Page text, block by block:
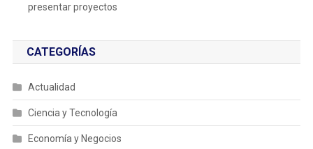
presentar proyectos
CATEGORÍAS
Actualidad
Ciencia y Tecnología
Economía y Negocios